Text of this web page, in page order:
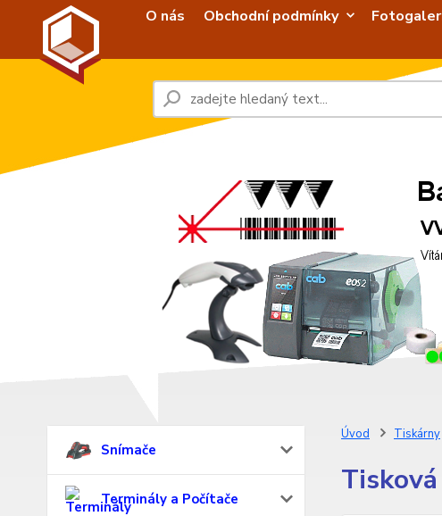
O nás Obchodní podmínky
Snímače
Terminály a Počítače
Úvod Tiskárny